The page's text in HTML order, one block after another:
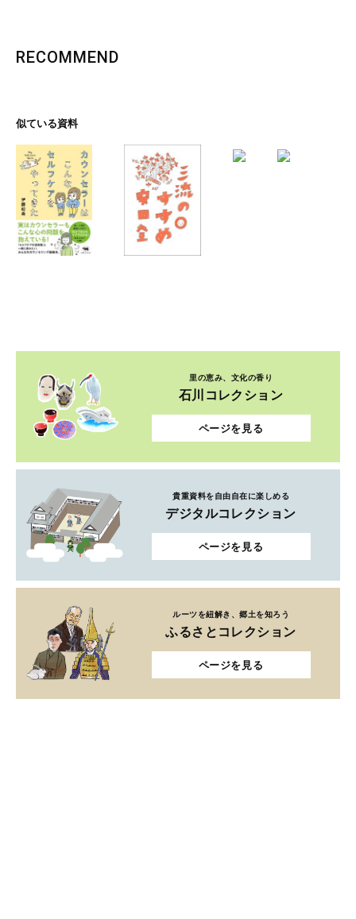
RECOMMEND
似ている資料
里の恵み、文化の香り
石川コレクション
ページを見る
貴重資料を自由自在に楽しめる
デジタルコレクション
ページを見る
ルーツを紐解き、郷土を知ろう
ふるさとコレクション
ページを見る